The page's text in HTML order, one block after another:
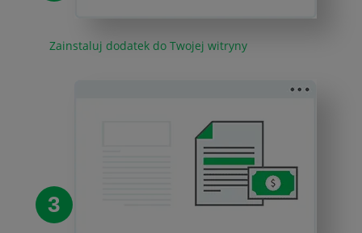
Zainstaluj dodatek do Twojej witryny
3